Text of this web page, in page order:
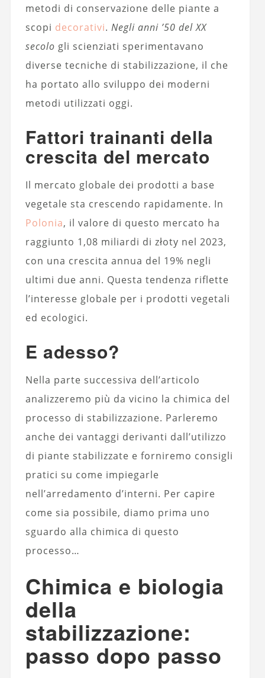
metodi di conservazione delle piante a
scopi decorativi. Negli anni ’50 del XX
secolo gli scienziati sperimentavano
diverse tecniche di stabilizzazione, il che
ha portato allo sviluppo dei moderni
metodi utilizzati oggi.
Fattori trainanti della
crescita del mercato
Il mercato globale dei prodotti a base
vegetale sta crescendo rapidamente. In
Polonia, il valore di questo mercato ha
raggiunto 1,08 miliardi di złoty nel 2023,
con una crescita annua del 19% negli
ultimi due anni. Questa tendenza riflette
l’interesse globale per i prodotti vegetali
ed ecologici.
E adesso?
Nella parte successiva dell’articolo
analizzeremo più da vicino la chimica del
processo di stabilizzazione. Parleremo
anche dei vantaggi derivanti dall’utilizzo
di piante stabilizzate e forniremo consigli
pratici su come impiegarle
nell’arredamento d’interni. Per capire
come sia possibile, diamo prima uno
sguardo alla chimica di questo
processo…
Chimica e biologia
della
stabilizzazione:
passo dopo passo